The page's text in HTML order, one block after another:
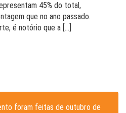
45% do total,
que no ano passado.
é notório que a […]
foram feitas de outubro de